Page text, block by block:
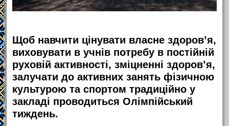
Щоб навчити цінувати власне здоров’я,
виховувати в учнів потребу в постійній
руховій активності, зміцненні здоров’я,
залучати до активних занять фізичною
культурою та спортом традиційно у
закладі проводиться Олімпійський
тиждень.